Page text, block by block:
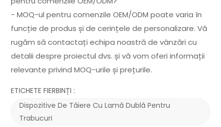
- MOQ-ul pentru comenzile OEM/ODM poate varia în
funcție de produs și de cerințele de personalizare. Vă
rugăm să contactați echipa noastră de vânzări cu
detalii despre proiectul dvs. și vă vom oferi informații
relevante privind MOQ-urile și prețurile.
ETICHETE FIERBINȚI :
Dispozitive De Tăiere Cu Lamă Dublă Pentru
Trabucuri